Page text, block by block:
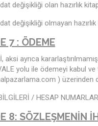
değişikliği olan hazırlık
değişikliği olmayan hazırlık
7 : ÖDEME
aksi ayrıca
yolu ile ödemeyi kabul
) üzerinden
/ HESAP
8: SÖZLEŞMENİN